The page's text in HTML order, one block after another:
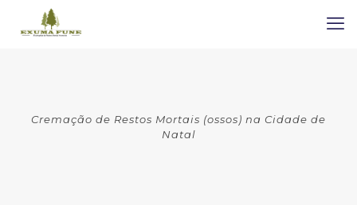
Cremação de Restos Mortais (ossos) na Cidade de
Natal